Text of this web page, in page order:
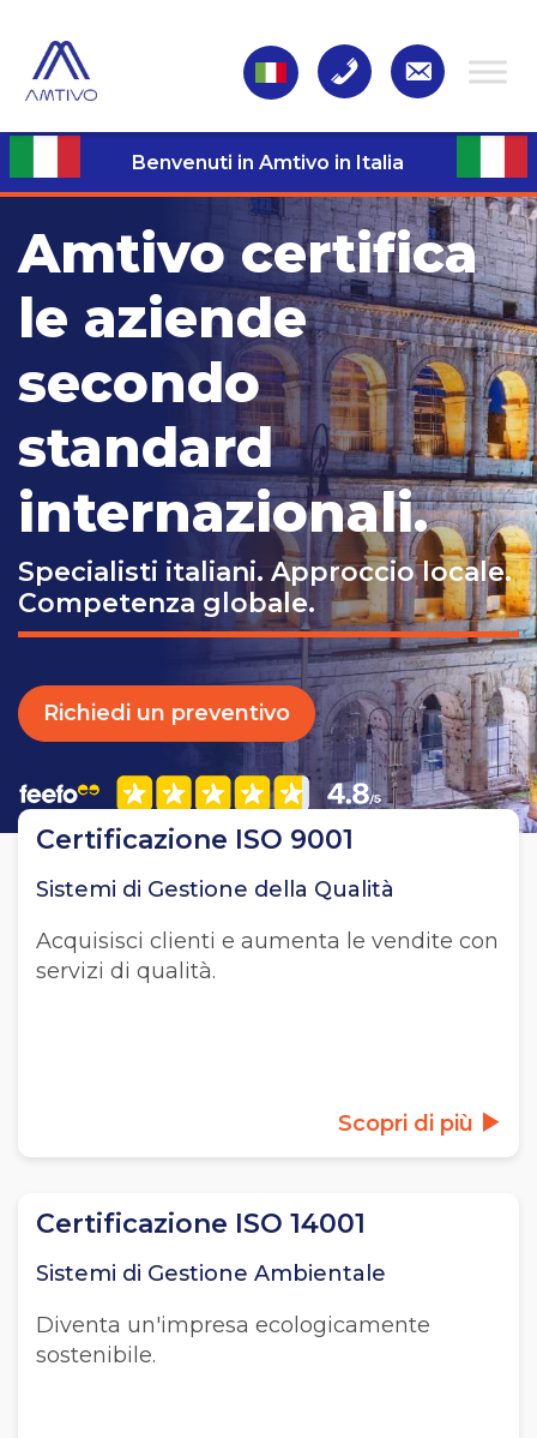
Benvenuti in Amtivo in Italia
Amtivo certifica
le aziende
secondo
standard
internazionali.
Specialisti italiani. Approccio locale.
Competenza globale.
Richiedi un preventivo
Certificazione ISO 9001
Sistemi di Gestione della Qualità
Acquisisci clienti e aumenta le vendite con
servizi di qualità.
Scopri di più
Certificazione ISO 14001
Sistemi di Gestione Ambientale
Diventa un'impresa ecologicamente
sostenibile.